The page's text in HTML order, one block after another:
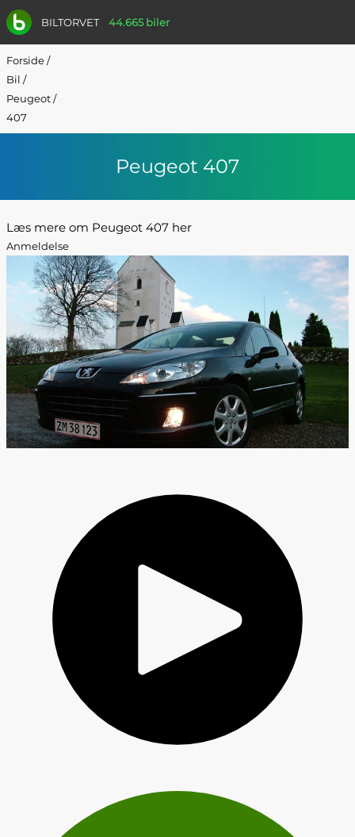
BILTORVET 44.665 biler
Forside/
Bil /
Peugeot/
407
Peugeot 407
Læs mere om Peugeot 407 her
Anmeldelse